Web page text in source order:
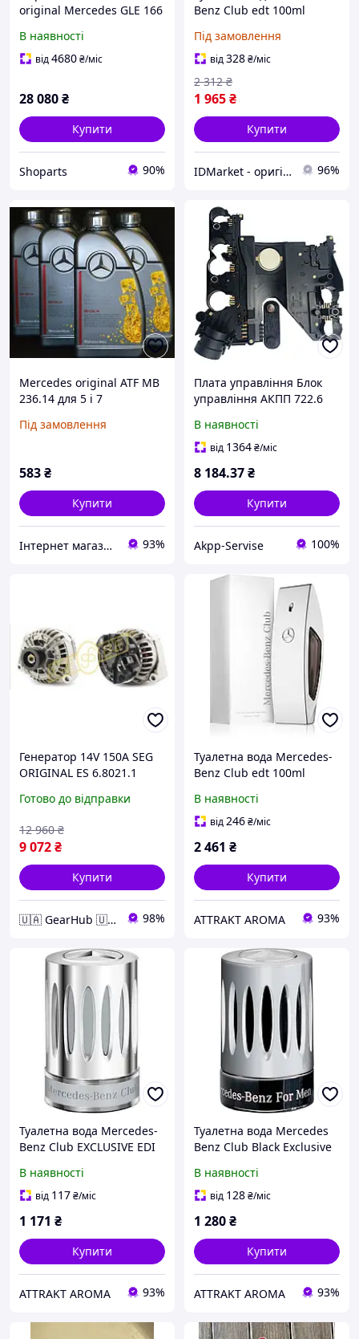
original Mercedes GLE 166
В наявності
від4680₴/міс
28 080₴
Купити
Shoparts 90%
Benz Club edt 100ml
Чоловіків
Під замовлення
від328₴/міс
1 965₴
2 312 ₴
Купити
IDMarket - оригінальна парфумерія 96%
Mercedes original ATF MB
236.14 для 5 і 7
001 989 68 03 Масло
Під замовлення
583₴
Купити
Інтернет магазин OKmarket 93%
Плата управління Блок
управління АКПП 722.6
Benz1402701161 Original
В наявності
від 1364₴/міс
8 184.37₴
Купити
Akpp-Servise 100%
Генератор 14V 150А SEG
ORIGINAL ES 6.8021.1
Готово до відправки
9 072₴
12 960 ₴
Купити
🇺🇦 GearHub 🇺🇦 98%
Туалетна вода Mercedes-
Benz Club edt 100ml
В наявності
від246₴/міс
2 461 ₴
Купити
ATTRAKT AROMA 93%
Туалетна вода Mercedes-
Benz Club EXCLUSIVE EDI
Чоловіків
В наявності
від 117₴/міс
1 171 ₴
Купити
ATTRAKT AROMA 93%
Туалетна вода Mercedes
Benz Club Black Exclusive
для Чоловіків
В наявності
від 128₴/міс
1 280₴
Купити
ATTRAKT AROMA 93%